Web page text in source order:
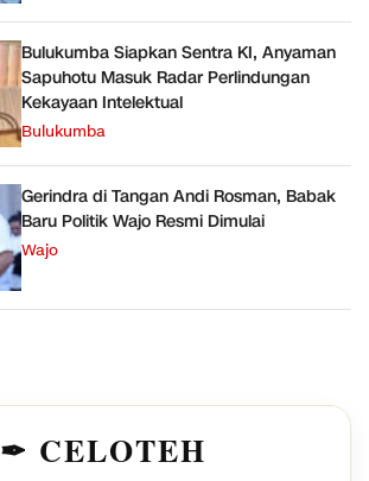
Bulukumba Siapkan Sentra KI, Anyaman
Sapuhotu Masuk Radar Perlindungan
Kekayaan Intelektual
Bulukumba
Gerindra di Tangan Andi Rosman, Babak
Baru Politik Wajo Resmi Dimulai
Wajo
✒ CELOTEH